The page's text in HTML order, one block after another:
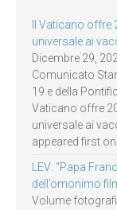
Il Vaticano
universale ai
Dicembre 29,
Comunicato
19 e della
Vaticano offre
universale ai
appeared first
LEV: “Papa
dell’omonimo
Volume